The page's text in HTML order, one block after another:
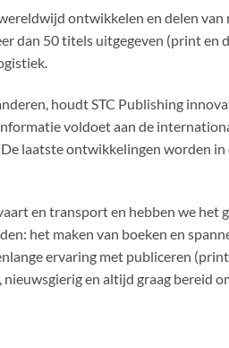
ontwikkelen en delen van
dan 50 titels uitgegeven (print en
houdt STC Publishing
voldoet aan de
laatste ontwikkelingen worden in
en transport en hebben we het
het maken van boeken en
ervaring met publiceren
en altijd graag bereid